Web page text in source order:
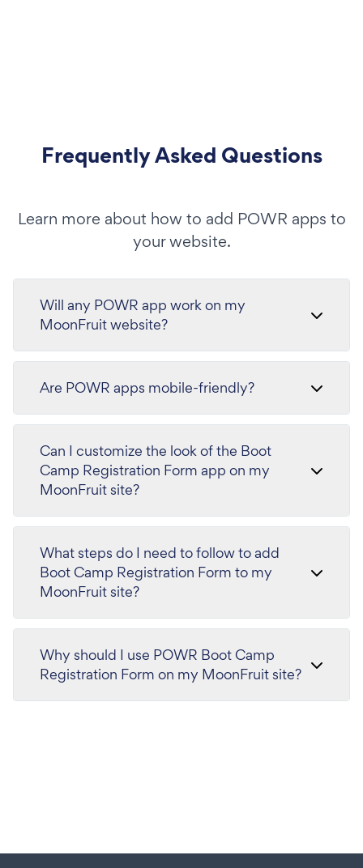
Frequently Asked Questions
Learn more about how to add POWR apps to
your website.
Will any POWR app work on my
MoonFruit website?
Are POWR apps mobile-friendly?
Can I customize the look of the Boot
Camp Registration Form app on my
MoonFruit site?
What steps do I need to follow to add
Boot Camp Registration Form to my
MoonFruit site?
Why should I use POWR Boot Camp
Registration Form on my MoonFruit site?